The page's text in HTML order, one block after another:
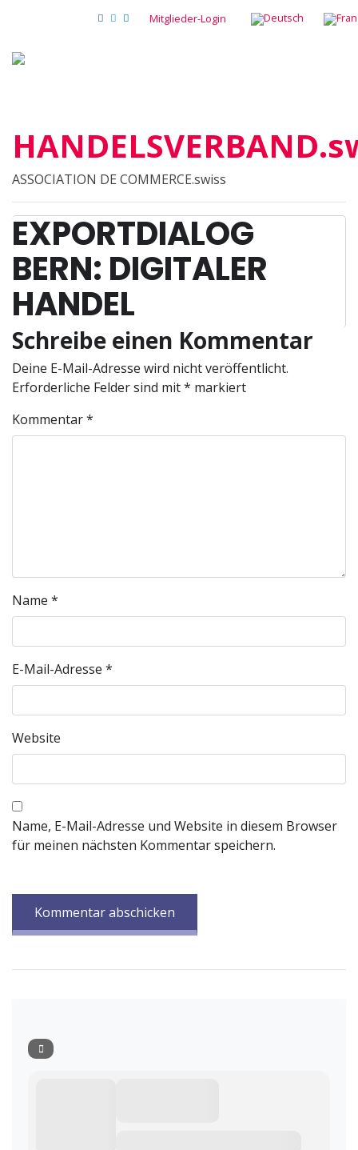
Mitglieder-Login
ASSOCIATION DE COMMERCE.swiss
EXPORTDIALOG
BERN: DIGITALER
HANDEL
Schreibe einen Kommentar
Deine E-Mail-Adresse wird nicht veröffentlicht.
Erforderliche Felder sind mit* markiert
Kommentar*
Name *
E-Mail-Adresse *
Website
Name, E-Mail-Adresse und Website in diesem Browser
für meinen nächsten Kommentar speichern.